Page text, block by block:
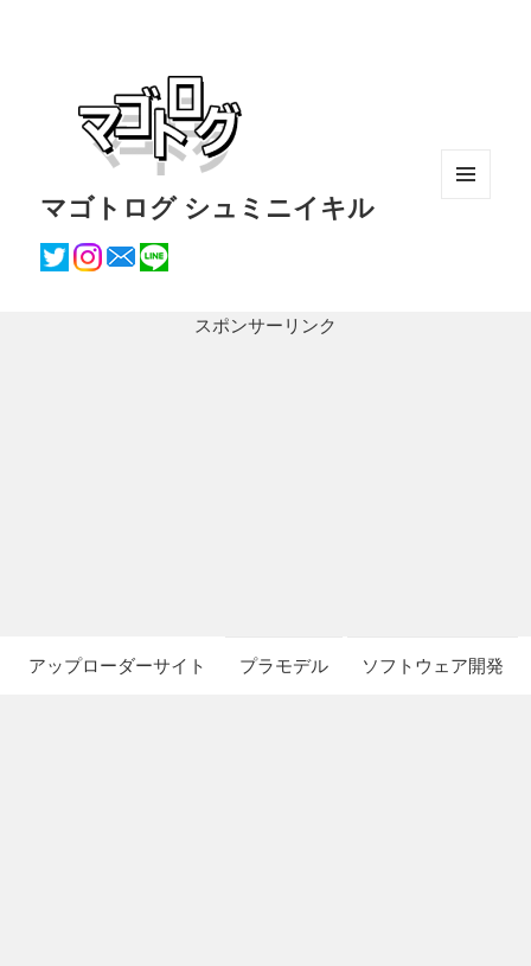
マゴトログ シュミニイキル
スポンサーリンク
アップローダーサイト プラモデル ソフトウェア開発